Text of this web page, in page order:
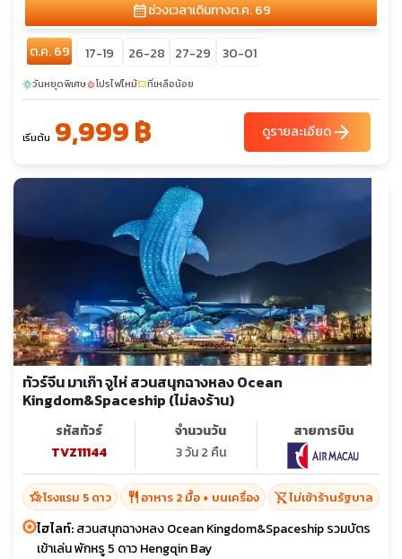
calendar_monthช่วงเวลาเดินทางต.ค. 69
ต.ค. 69 17-19 26-28 27-29 30-01
sunnyวันหยุดพิเศษlocal_fire_departmentโปรไฟไหม้confirmation_numberที่เหลือน้อย
เริ่มต้น 9,999 ฿ ดูรายละเอียดarrow_forward
ทัวร์จีน มาเก๊า จูไห่ สวนสนุกฉางหลง Ocean
Kingdom&Spaceship (ไม่ลงร้าน)
รหัสทัวร์
TVZ11144
จำนวนวัน
3 วัน 2 คืน
สายการบิน
hotel_classโรงแรม 5 ดาว restaurant อาหาร 2 มื้อ + บนเครื่อง shopping_cart_offไม่เข้าร้านรัฐบาล
ไฮไลท์:สวนสนุกฉางหลง Ocean Kingdom&Spaceship รวมบัตร
เข้าเล่น พักหรู 5 ดาว Hengqin Bay